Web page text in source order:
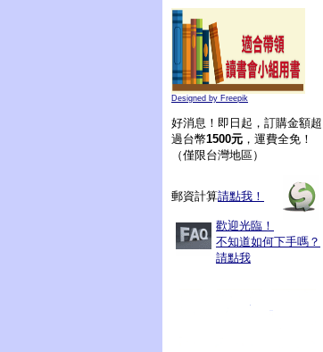
Designed by Freepik
好消息！即日起，訂購金額超
過台幣1500元 ，運費全免！
（僅限台灣地區）
郵資計算請點我！
歡迎光臨！
不知道如何下手嗎？
請點我